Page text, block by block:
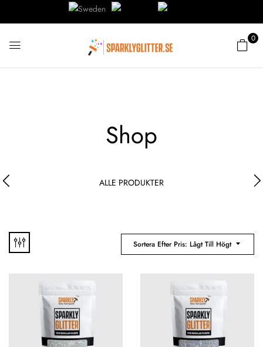
0
Shop
ALLE PRODUKTER
Sortera Efter Pris: Lågt Till Högt